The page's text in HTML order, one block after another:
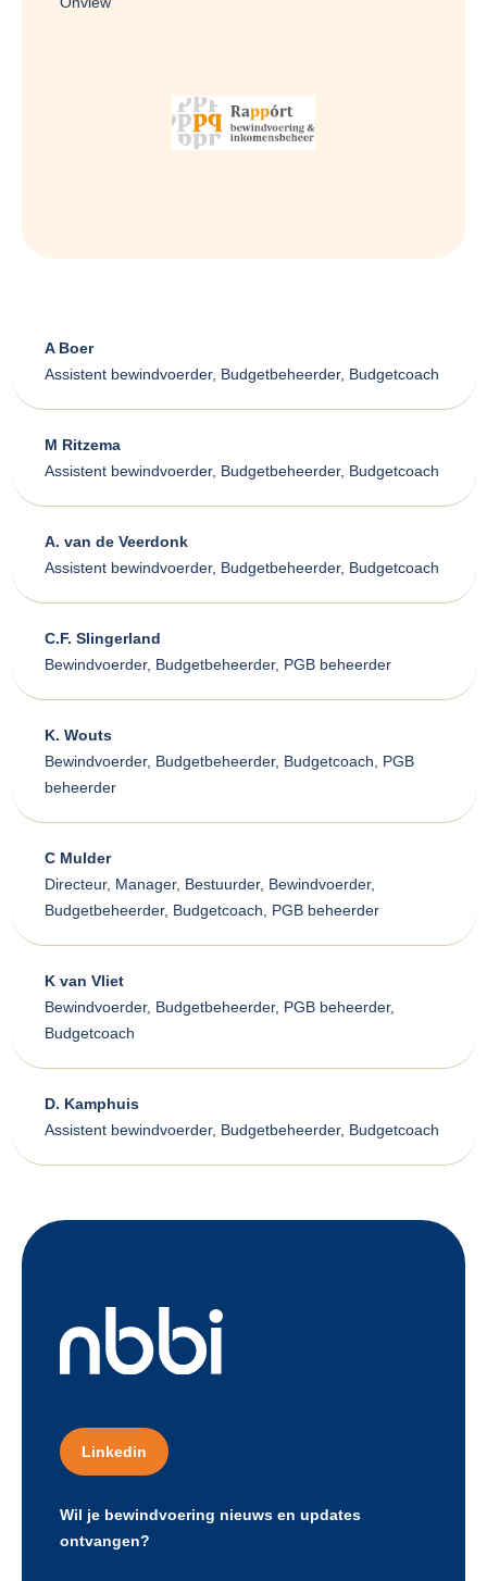
A Boer
Assistent bewindvoerder, Budgetbeheerder, Budgetcoach
M Ritzema
Assistent bewindvoerder, Budgetbeheerder, Budgetcoach
A. van de Veerdonk
Assistent bewindvoerder, Budgetbeheerder, Budgetcoach
C.F. Slingerland
Bewindvoerder, Budgetbeheerder, PGB beheerder
K. Wouts
Bewindvoerder, Budgetbeheerder, Budgetcoach, PGB
beheerder
C Mulder
Directeur, Manager, Bestuurder, Bewindvoerder,
Budgetbeheerder, Budgetcoach, PGB beheerder
K van Vliet
Bewindvoerder, Budgetbeheerder, PGB beheerder,
Budgetcoach
D. Kamphuis
Assistent bewindvoerder, Budgetbeheerder, Budgetcoach
Linkedin
Wil je bewindvoering nieuws en updates
ontvangen?